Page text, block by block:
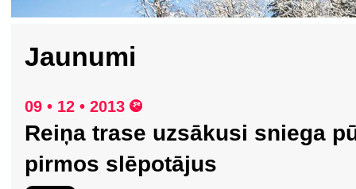
Jaunumi
09 • 12 • 2013
Reiņa trase uzsākusi sniega
pirmos slēpotājus